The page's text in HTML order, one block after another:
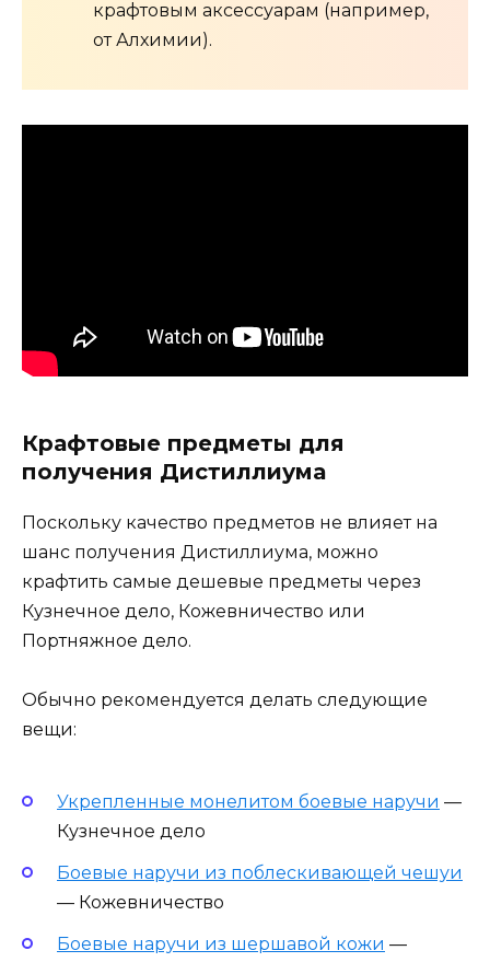
крафтовым аксессуарам (например,
от Алхимии).
Крафтовые предметы для
получения Дистиллиума
Поскольку качество предметов не влияет на
шанс получения Дистиллиума, можно
крафтить самые дешевые предметы через
Кузнечное дело, Кожевничество или
Портняжное дело.
Обычно рекомендуется делать следующие
вещи:
Укрепленные монелитом боевые наручи —
Кузнечное дело
Боевые наручи из поблескивающей чешуи
— Кожевничество
Боевые наручи из шершавой кожи —